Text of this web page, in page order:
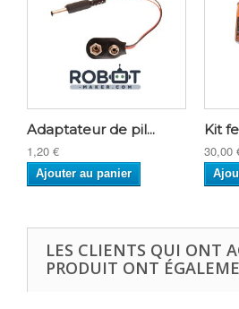
Adaptateur de pil...
1,20 €
Ajouter au panier
Kit
30,00
LES CLIENTS QUI ONT
PRODUIT ONT